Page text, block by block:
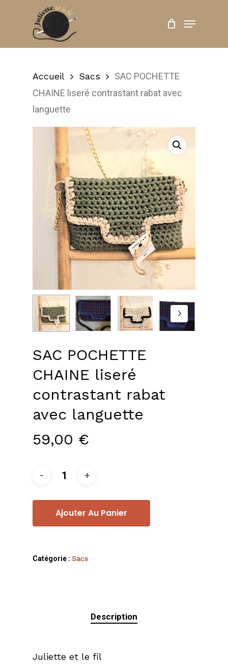
Menu
Accueil Sacs
SAC POCHETTE
CHAINE liseré contrastant rabat avec
languette
SAC POCHETTE
CHAINE liseré
contrastant rabat
avec languette
59,00 €
Ajouter Au Panier
Catégorie : Sacs
Description
Juliette et le fil
Menu